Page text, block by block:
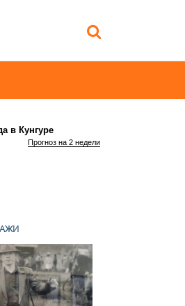
в Кунгуре
Прогноз на 2 недели